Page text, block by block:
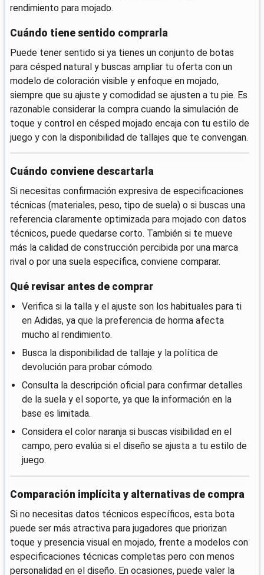
rendimiento para mojado.
Cuándo tiene sentido comprarla
Puede tener sentido si ya tienes un conjunto de botas
para césped natural y buscas ampliar tu oferta con un
modelo de coloración visible y enfoque en mojado,
siempre que su ajuste y comodidad se ajusten a tu pie. Es
razonable considerar la compra cuando la simulación de
toque y control en césped mojado encaja con tu estilo de
juego y con la disponibilidad de tallajes que te convengan.
Cuándo conviene descartarla
Si necesitas confirmación expresiva de especificaciones
técnicas (materiales, peso, tipo de suela) o si buscas una
referencia claramente optimizada para mojado con datos
técnicos, puede quedarse corto. También si te mueve
más la calidad de construcción percibida por una marca
rival o por una suela específica, conviene comparar.
Qué revisar antes de comprar
Verifica si la talla y el ajuste son los habituales para ti
en Adidas, ya que la preferencia de horma afecta
mucho al rendimiento.
Busca la disponibilidad de tallaje y la política de
devolución para probar cómodo.
Consulta la descripción oficial para confirmar detalles
de la suela y el soporte, ya que la información en la
base es limitada.
Considera el color naranja si buscas visibilidad en el
campo, pero evalúa si el diseño se ajusta a tu estilo de
juego.
Comparación implícita y alternativas de compra
Si no necesitas datos técnicos específicos, esta bota
puede ser más atractiva para jugadores que priorizan
toque y presencia visual en mojado, frente a modelos con
especificaciones técnicas completas pero con menos
personalidad en el diseño. En ocasiones, puede valer la